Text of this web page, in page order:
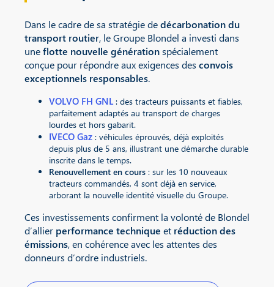
Dans le cadre de sa stratégie dedécarbonation du
transport routier, le Groupe Blondel a investi dans
uneflotte nouvelle générationspécialement
conçue pour répondre aux exigences des convois
exceptionnels responsables.
VOLVO FH GNL : des tracteurs puissants et fiables,
parfaitement adaptés au transport de charges
lourdes et hors gabarit.
IVECO Gaz : véhicules éprouvés, déjà exploités
depuis plus de 5 ans, illustrant une démarche durable
inscrite dans le temps.
Renouvellement en cours : sur les 10 nouveaux
tracteurs commandés, 4 sont déjà en service,
arborant la nouvelle identité visuelle du Groupe.
Ces investissements confirment la volonté de Blondel
d’allier performance technique et réduction des
émissions, en cohérence avec les attentes des
donneurs d’ordre industriels.